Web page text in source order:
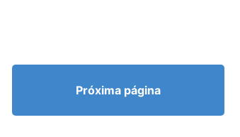
Próxima página